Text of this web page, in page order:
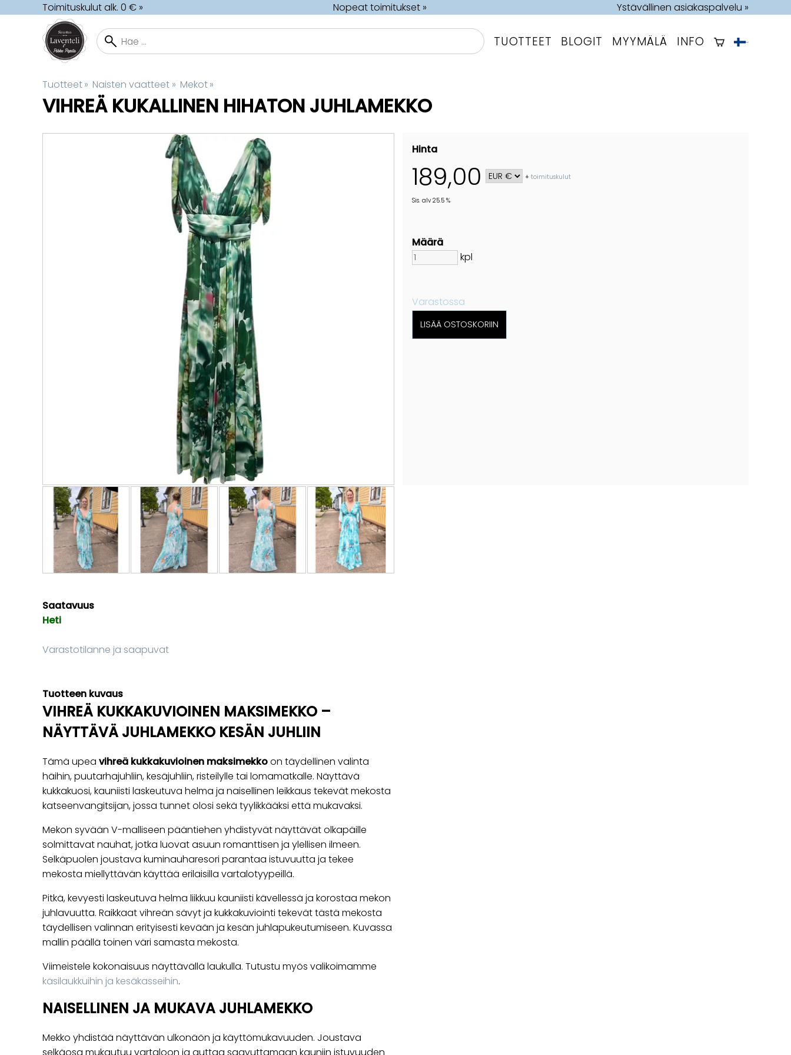
Toimituskulut alk. 0 € » Nopeat toimitukset » Ystävällinen asiakaspalvelu »
TUOTTEET BLOGIT MYYMÄLÄ INFO
Tuotteet‪» Naisten vaatteet ‪» Mekot‪»
VIHREÄ KUKALLINEN HIHATON JUHLAMEKKO
Hinta
189,00 +toimituskulut
Sis. alv 25.5 %
Määrä
kpl
Varastossa
Saatavuus
Heti
Varastotilanne ja saapuvat
Tuotteen kuvaus
VIHREÄ KUKKAKUVIOINEN MAKSIMEKKO –
NÄYTTÄVÄ JUHLAMEKKO KESÄN JUHLIIN
Tämä upea vihreä kukkakuvioinen maksimekkoon täydellinen valinta
häihin, puutarhajuhliin, kesäjuhliin, risteilylle tai lomamatkalle. Näyttävä
kukkakuosi, kauniisti laskeutuva helma ja naisellinen leikkaus tekevät mekosta
katseenvangitsijan, jossa tunnet olosi sekä tyylikkääksi että mukavaksi.
Mekon syvään V-malliseen pääntiehen yhdistyvät näyttävät olkapäille
solmittavat nauhat, jotka luovat asuun romanttisen ja ylellisen ilmeen.
Selkäpuolen joustava kuminauharesori parantaa istuvuutta ja tekee
mekosta miellyttävän käyttää erilaisilla vartalotyypeillä.
Pitkä, kevyesti laskeutuva helma liikkuu kauniisti kävellessä ja korostaa mekon
juhlavuutta. Raikkaat vihreän sävyt ja kukkakuviointi tekevät tästä mekosta
täydellisen valinnan erityisesti kevään ja kesän juhlapukeutumiseen. Kuvassa
mallin päällä toinen väri samasta mekosta.
Viimeistele kokonaisuus näyttävällä laukulla. Tutustu myös valikoimamme
käsilaukkuihin ja kesäkasseihin.
NAISELLINEN JA MUKAVA JUHLAMEKKO
Mekko yhdistää näyttävän ulkonäön ja käyttömukavuuden. Joustava